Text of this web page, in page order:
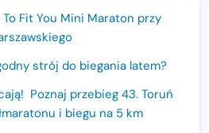
Fit You Mini Maraton przy
strój do biegania latem?
Poznaj przebieg 43. Toruń
i biegu na 5 km